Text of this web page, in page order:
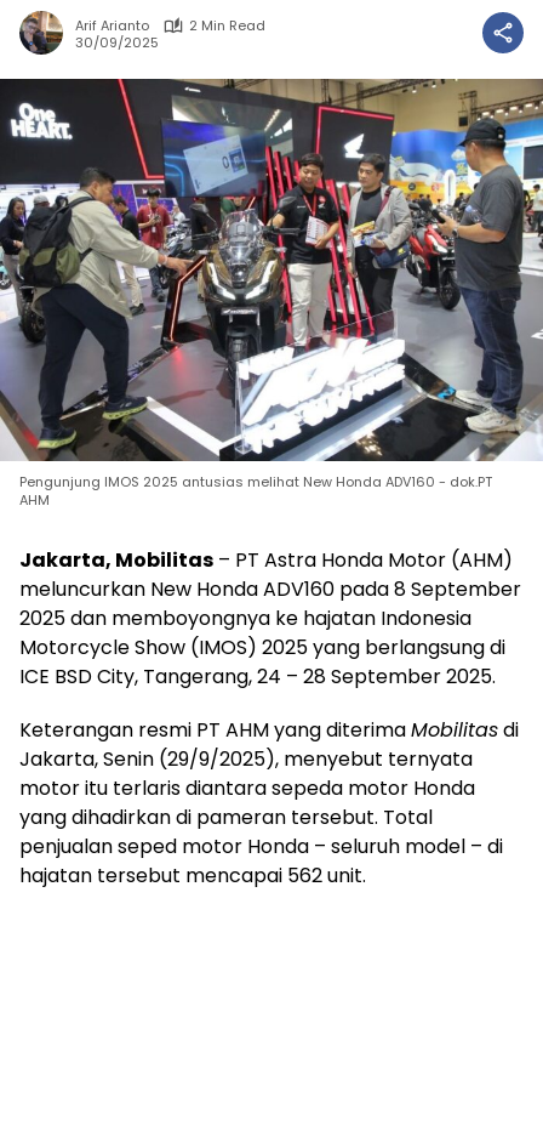
Arif Arianto
2 Min Read
30/09/2025
Pengunjung IMOS 2025 antusias melihat New Honda ADV160 - dok.PT
AHM
Jakarta, Mobilitas – PT Astra Honda Motor (AHM)
meluncurkan New Honda ADV160 pada 8 September
2025 dan memboyongnya ke hajatan Indonesia
Motorcycle Show (IMOS) 2025 yang berlangsung di
ICE BSD City, Tangerang, 24 – 28 September 2025.
Keterangan resmi PT AHM yang diterimaMobilitasdi
Jakarta, Senin (29/9/2025), menyebut ternyata
motor itu terlaris diantara sepeda motor Honda
yang dihadirkan di pameran tersebut. Total
penjualan seped motor Honda – seluruh model – di
hajatan tersebut mencapai 562 unit.